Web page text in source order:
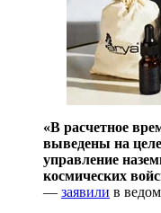
«В расчетное
выведены на
управление
космических
— заявили в